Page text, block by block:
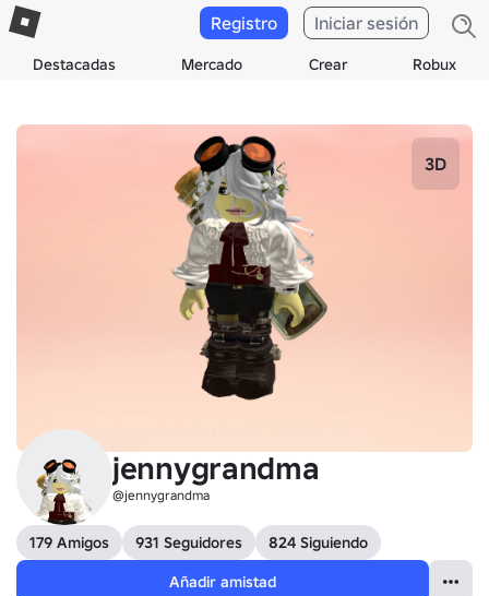
Destacadas Mercado Crear Robux
Registro Iniciar sesión
3D
jennygrandma
@jennygrandma
179 Amigos 931 Seguidores
824 Siguiendo
Añadir amistad